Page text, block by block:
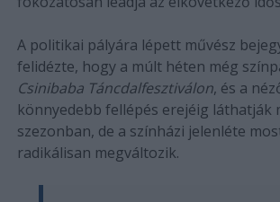
A politikai pályára lépett művész
felidézte, hogy a múlt héten még
Csinibaba Táncdalfesztiválon, és a
könnyedebb fellépés erejéig láthatják
szezonban, de a színházi jelenléte
radikálisan megváltozik.